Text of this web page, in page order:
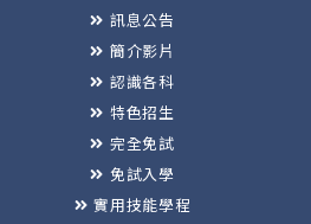
訊息公告
簡介影片
認識各科
特色招生
完全免試
免試入學
實用技能學程